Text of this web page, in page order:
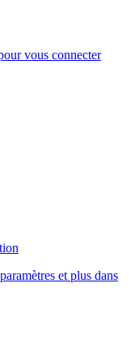
vous connecter
et plus dans